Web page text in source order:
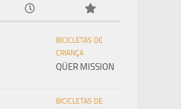
BICICLETAS DE
CRIANÇA
QÜER MISSION
BICICLETAS DE